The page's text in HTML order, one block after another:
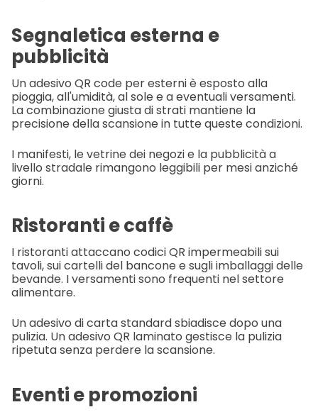
Segnaletica esterna e
pubblicità
Un adesivo QR code per esterni è esposto alla
pioggia, all'umidità, al sole e a eventuali versamenti.
La combinazione giusta di strati mantiene la
precisione della scansione in tutte queste condizioni.
I manifesti, le vetrine dei negozi e la pubblicità a
livello stradale rimangono leggibili per mesi anziché
giorni.
Ristoranti e caffè
I ristoranti attaccano codici QR impermeabili sui
tavoli, sui cartelli del bancone e sugli imballaggi delle
bevande. I versamenti sono frequenti nel settore
alimentare.
Un adesivo di carta standard sbiadisce dopo una
pulizia. Un adesivo QR laminato gestisce la pulizia
ripetuta senza perdere la scansione.
Eventi e promozioni